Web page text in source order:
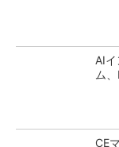
AI
ム
CE